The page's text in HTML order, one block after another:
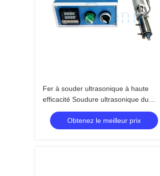
Fer à souder ultrasonique à haute
efficacité Soudure ultrasonique du
verre pour l'industrie de la construction
Obtenez le meilleur prix